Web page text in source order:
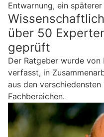
Entwarnung, ein
über 50
geprüft
Der Ratgeber wurde von
verfasst, in
aus den
Fachbereichen.